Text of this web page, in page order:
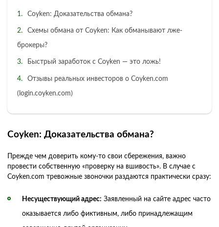
Coyken: Доказательства обмана?
Схемы обмана от Coyken: Как обманывают лже-
брокеры?
Быстрый заработок с Coyken — это ложь!
Отзывы реальных инвесторов о Coyken.com
(login.coyken.com)
Coyken: Доказательства обмана?
Прежде чем доверить кому-то свои сбережения, важно
провести собственную «проверку на вшивость». В случае с
Coyken.com тревожные звоночки раздаются практически сразу:
Несуществующий адрес: Заявленный на сайте адрес часто
оказывается либо фиктивным, либо принадлежащим